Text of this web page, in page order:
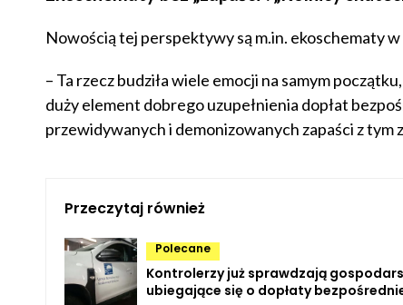
Nowością tej perspektywy są m.in. ekoschematy
– Ta rzecz budziła wiele emocji na samym
duży element dobrego uzupełnienia dopłat
przewidywanych i demonizowanych zapaści z tym
Przeczytaj również
Polecane
Kontrolerzy już sprawdzają
ubiegające się o dopłaty